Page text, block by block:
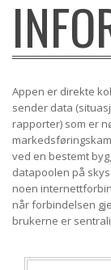
Appen er direkte
sender data
rapporter) som er
ved en bestemt
datapoolen på
noen
når forbindelsen
brukerne er